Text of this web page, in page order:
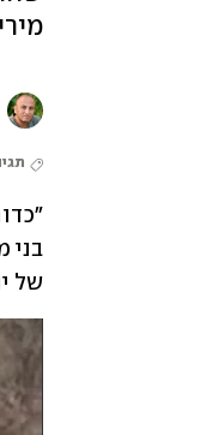
בני
של יותר מ-20 כדורים בזמן שהיה